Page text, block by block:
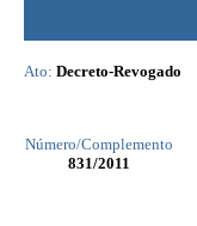
Ato: Decreto-Revogado
Número/Complemento
831/2011